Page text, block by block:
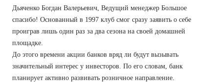
Дьяченко Богдан Валерьевич, Ведущий менеджер Большое
спасибо! Основанный в 1997 клуб смог сразу заявить о себе
проиграв лишь один раз за два сезона на своей домашней
площадке.
До этого времени акции банков вряд ли будут вызывать
значительный интерес у инвесторов. По его словам, банк
планирует активно развивать розничное направление.